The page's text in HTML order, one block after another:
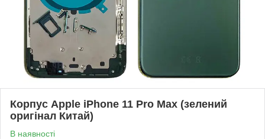
Корпус Apple iPhone 11 Pro Max (зелений
оригінал Китай)
В наявності